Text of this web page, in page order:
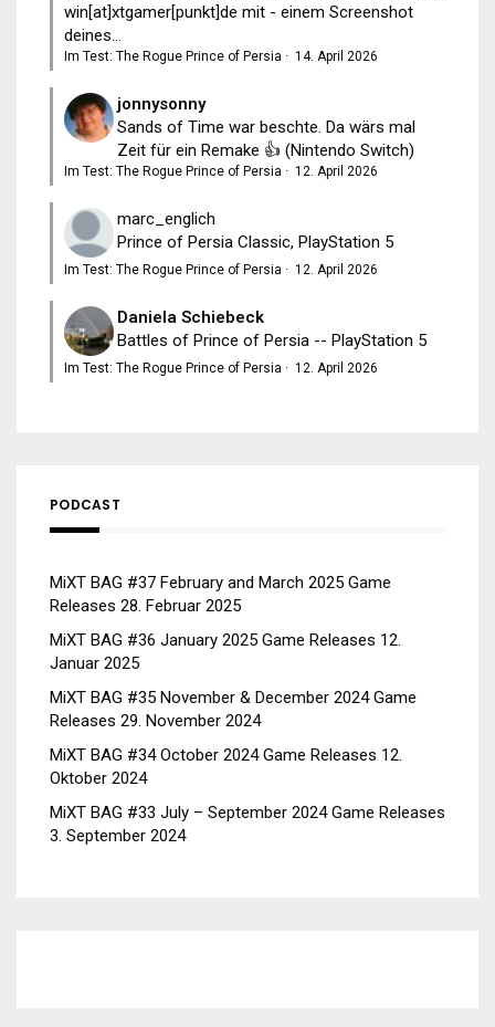
win[at]xtgamer[punkt]de mit - einem Screenshot
deines...
Im Test: The Rogue Prince of Persia · 14. April 2026
jonnysonny
Sands of Time war beschte. Da wärs mal
Zeit für ein Remake 👍 (Nintendo Switch)
Im Test: The Rogue Prince of Persia · 12. April 2026
marc_englich
Prince of Persia Classic, PlayStation 5
Im Test: The Rogue Prince of Persia · 12. April 2026
Daniela Schiebeck
Battles of Prince of Persia -- PlayStation 5
Im Test: The Rogue Prince of Persia · 12. April 2026
PODCAST
MiXT BAG #37 February and March 2025 Game
Releases 28. Februar 2025
MiXT BAG #36 January 2025 Game Releases 12.
Januar 2025
MiXT BAG #35 November & December 2024 Game
Releases 29. November 2024
MiXT BAG #34 October 2024 Game Releases 12.
Oktober 2024
MiXT BAG #33 July – September 2024 Game Releases
3. September 2024